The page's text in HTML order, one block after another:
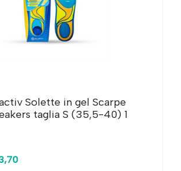
Solette in gel Scarpe
taglia S (35,5-40) 1